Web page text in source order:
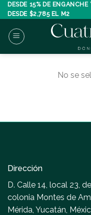
Skip
to
content
DESDE 15% DE
DESDE $2,785 EL M2
No se
Dirección
D. Calle 14, local 23,
colonia Montes de
Mérida, Yucatán,